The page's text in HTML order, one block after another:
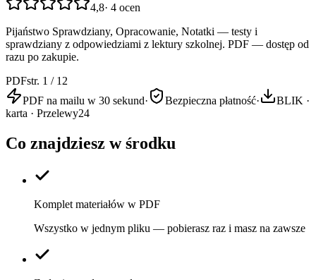
4,8· 4 ocen
Pijaństwo Sprawdziany, Opracowanie, Notatki — testy i
sprawdziany z odpowiedziami z lektury szkolnej. PDF — dostęp od
razu po zakupie.
PDFstr. 1 / 12
PDF na mailu w 30 sekund· Bezpieczna płatność·
BLIK ·
karta · Przelewy24
Co znajdziesz w środku
Komplet materiałów w PDF
Wszystko w jednym pliku — pobierasz raz i masz na zawsze